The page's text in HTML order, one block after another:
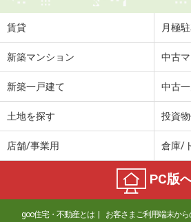
賃貸 月極
新築マンション 中古
新築一戸建て 中古
土地を探す 投資
店舗/事業用 倉庫/
PC版
goo住宅・不動産とは お客さまご利用端末か